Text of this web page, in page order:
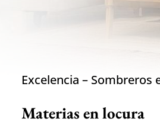
Excelencia –
Materias en locura